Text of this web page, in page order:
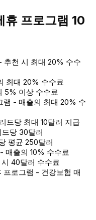
휴 프로그램 10
추천 시 최대 20% 수수
최대 20% 수수료
5% 이상 수수료
램 - 매출의 최대 20% 수
드당 최대 10달러 지급
드당 30달러
평균 250달러
매출의 10% 수수료
40달러 수수료
프로그램 - 건강보험 매